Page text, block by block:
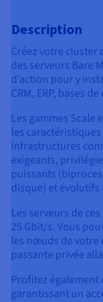
Description
Créez votre cluster
des serveurs Bare
d’action pour y
CRM, ERP, bases
Les gammes Scale
les
infrastructures
exigeants,
puissants
disque) et
Les serveurs de
25 Gbit/s. Vous
les nœuds de votre
passante privée
Profitez
garantissant un